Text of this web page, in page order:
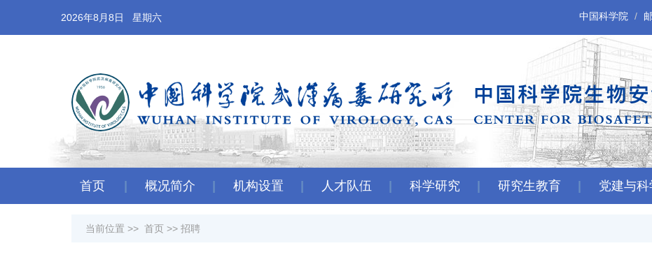
2026年8月8日 星期六 中国科学院
首页 概况简介 机构设置 人才队伍 科学研究 研究生教育 党建与
当前位置 >> 首页 >> 招聘